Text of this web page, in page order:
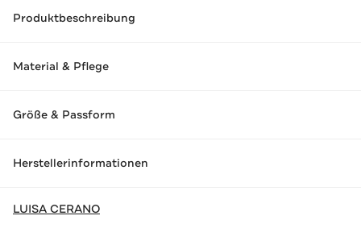
Produktbeschreibung
Material & Pflege
Größe & Passform
Herstellerinformationen
LUISA CERANO